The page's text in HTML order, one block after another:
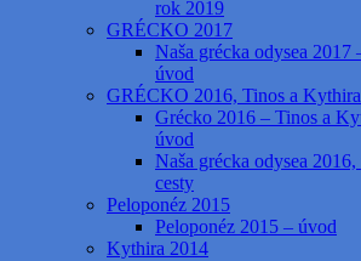
rok 2019
GRÉCKO 2017
Naša grécka odysea 2017
úvod
GRÉCKO 2016, Tinos a Kythira
Grécko 2016 – Tinos a
úvod
Naša grécka odysea 2016,
cesty
Peloponéz 2015
Peloponéz 2015 – úvod
Kythira 2014